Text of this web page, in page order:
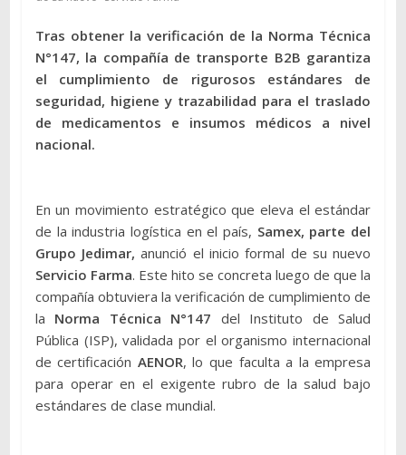
Tras obtener la verificación de la Norma Técnica
N°147, la compañía de transporte B2B garantiza
el cumplimiento de rigurosos estándares de
seguridad, higiene y trazabilidad para el traslado
de medicamentos e insumos médicos a nivel
nacional.
En un movimiento estratégico que eleva el estándar
de la industria logística en el país, Samex, parte del
Grupo Jedimar, anunció el inicio formal de su nuevo
Servicio Farma. Este hito se concreta luego de que la
compañía obtuviera la verificación de cumplimiento de
la Norma Técnica N°147 del Instituto de Salud
Pública (ISP), validada por el organismo internacional
de certificación AENOR, lo que faculta a la empresa
para operar en el exigente rubro de la salud bajo
estándares de clase mundial.